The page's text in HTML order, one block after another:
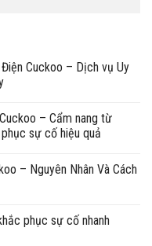
Cuckoo – Dịch vụ Uy
– Cẩm nang từ
sự cố hiệu quả
– Nguyên Nhân Và Cách
phục sự cố nhanh